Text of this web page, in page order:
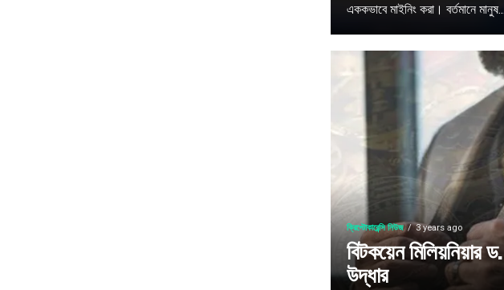
এককভাবে মাইনিং করা। বর্তমানে মানুষ...
ক্রিপ্টোকারেন্সি নিউজ 3 years ago
বিটকয়েন মিলিয়নিয়ার
উদ্ধার